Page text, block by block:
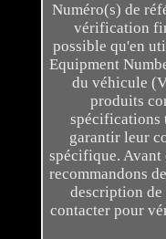
Numéro(s) de
vérification
possible qu'en
Equipment
du véhicule
produits
spécifications
garantir leur
spécifique. Avant
recommandons
description de
contacter pour